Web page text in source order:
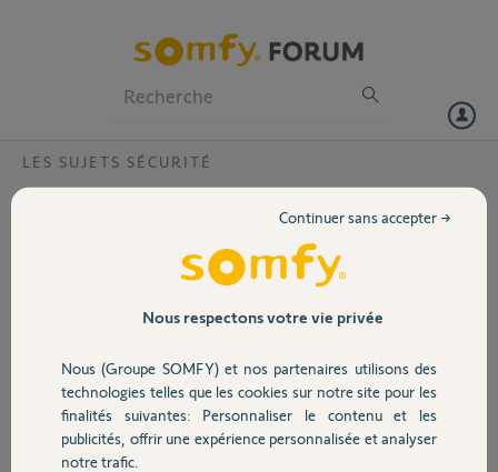
Volet
Sécurité
Domotique
LES SUJETS SÉCURITÉ
Désactivation de l'alarme via badge non
Bonjour,
J'ai acquis ce samedi 18 juin, un système home
alarm advanced.
Les options de désactivation de l'alarme
intelligente sont bien en "désactiver",
cependant cela ne fonctionne pas, les badges
desactive l'alarme sans raison.
Nous respectons votre vie privée
Nous (Groupe SOMFY) et nos partenaires utilisons des
technologies telles que les cookies sur notre site pour les
finalités suivantes: Personnaliser le contenu et les
publicités, offrir une expérience personnalisée et analyser
notre trafic.
Continuer sans accepter →